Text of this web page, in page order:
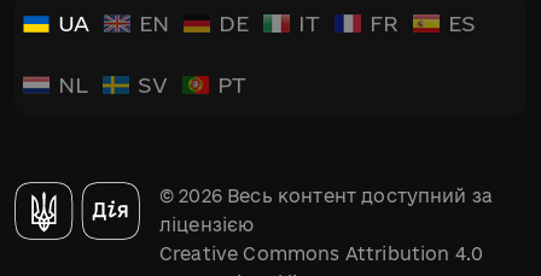
UA EN DE IT FR ES
NL SV PT
© 2026 Весь контент доступний за
ліцензією
Creative Commons Attribution 4.0